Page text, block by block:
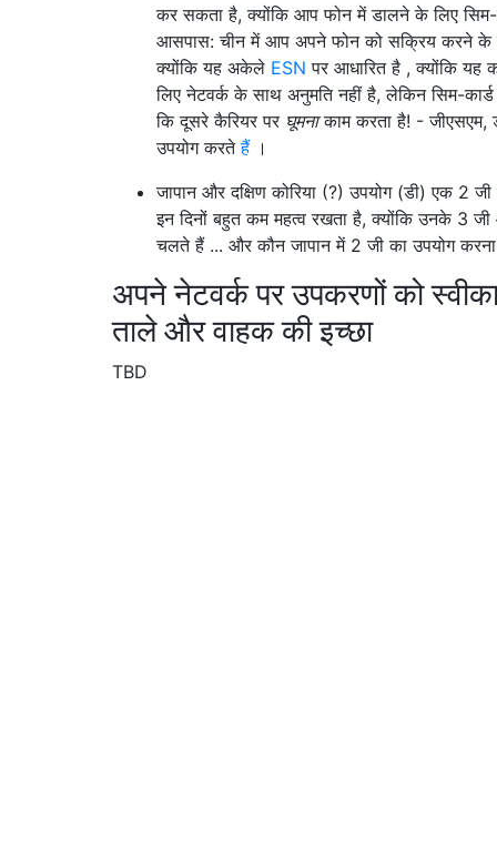
कर सकता है, क्योंकि आप फोन में डालने के लिए
आसपास: चीन में आप अपने फोन को सक्रिय करने के
क्योंकि यह अकेले ESN पर आधारित है , क्योंकि यह
लिए नेटवर्क के साथ अनुमति नहीं है, लेकिन सिम-
कि दूसरे कैरियर पर घूमनाकाम करता है! - जीएसएम,
उपयोग करतेहैं।
जापान और दक्षिण कोरिया (?) उपयोग (डी) एक 2
इन दिनों बहुत कम महत्व रखता है, क्योंकि उनके 3 जी
चलते हैं ... और कौन जापान में 2 जी का उपयोग
अपने नेटवर्क पर उपकरणों को
ताले और वाहक की इच्छा
TBD